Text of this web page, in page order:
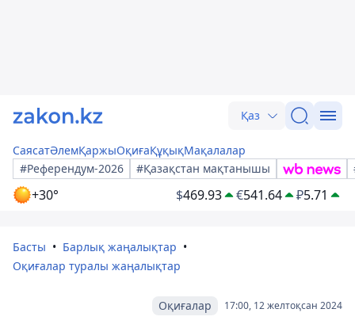
Қаз
СаясатӘлемҚаржыОқиғаҚұқықМақалалар
#Референдум-2026
#Қазақстан мақтанышы
+30° $469.93 €541.64 ₽5.71
Басты
Барлық жаңалықтар
Оқиғалар туралы жаңалықтар
17:00, 12 желтоқсан 2024
Оқиғалар